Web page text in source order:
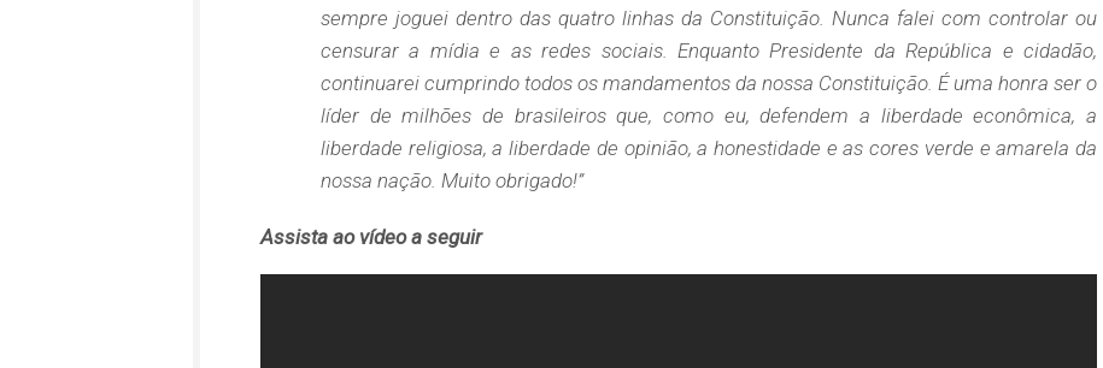
sempre joguei dentro das quatro linhas da Constituição. Nunca falei com controlar ou
censurar a mídia e as redes sociais. Enquanto Presidente da República e cidadão,
continuarei cumprindo todos os mandamentos da nossa Constituição. É uma honra ser o
líder de milhões de brasileiros que, como eu, defendem a liberdade econômica, a
liberdade religiosa, a liberdade de opinião, a honestidade e as cores verde e amarela da
nossa nação. Muito obrigado!”
Assista ao vídeo a seguir